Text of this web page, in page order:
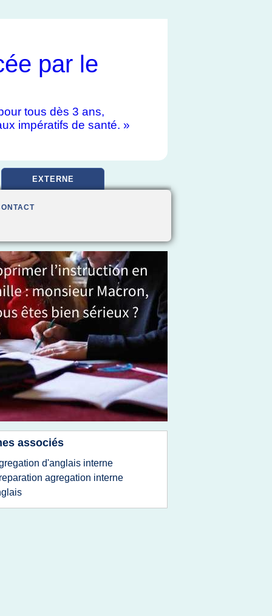
par le
tous dès 3 ans,
impératifs de santé. »
EXTERNE
associés
d'anglais interne
agregation interne